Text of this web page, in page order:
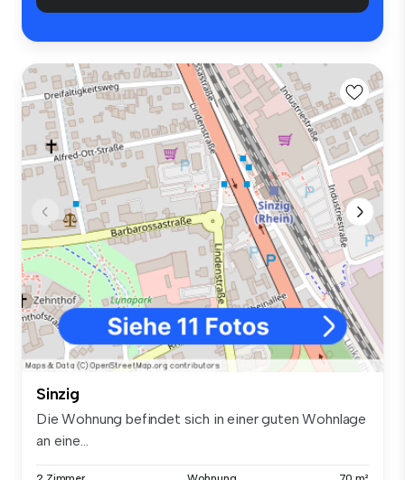
Sinzig
Die Wohnung befindet sich in einer guten Wohnlage
an eine...